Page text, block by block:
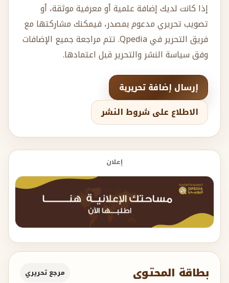
بطاقة المحتوى مرجع تحريري
إذا كانت لديك إضافة علمية أو معرفية موثقة، أو
تصويب تحريري مدعوم بمصدر، فيمكنك مشاركتها مع
فريق التحرير في Qpedia. تتم مراجعة جميع الإضافات
وفق سياسة النشر والتحرير قبل اعتمادها.
إرسال إضافة تحريرية
الاطلاع على شروط النشر
إعلان